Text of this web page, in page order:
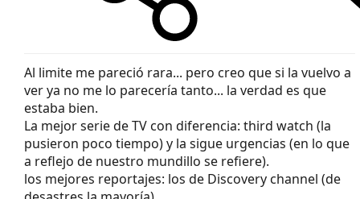
Al limite me pareció rara... pero creo que si la vuelvo a
ver ya no me lo parecería tanto... la verdad es que
estaba bien.
La mejor serie de TV con diferencia: third watch (la
pusieron poco tiempo) y la sigue urgencias (en lo que
a reflejo de nuestro mundillo se refiere).
los mejores reportajes: los de Discovery channel (de